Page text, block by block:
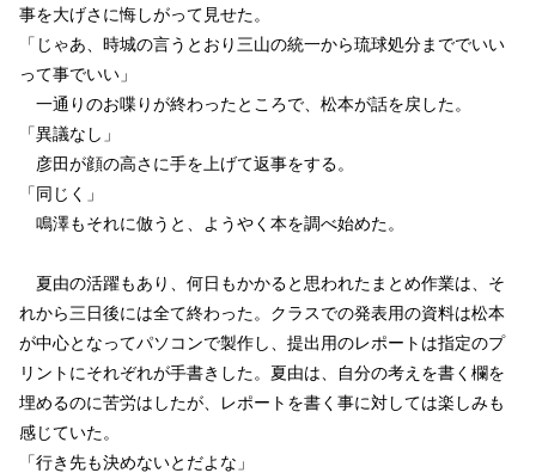
事を大げさに悔しがって見せた。
「じゃあ、時城の言うとおり三山の統一から琉球処分まででいい
って事でいい」
一通りのお喋りが終わったところで、松本が話を戻した。
「異議なし」
彦田が顔の高さに手を上げて返事をする。
「同じく」
鳴澤もそれに倣うと、ようやく本を調べ始めた。
夏由の活躍もあり、何日もかかると思われたまとめ作業は、そ
れから三日後には全て終わった。クラスでの発表用の資料は松本
が中心となってパソコンで製作し、提出用のレポートは指定のプ
リントにそれぞれが手書きした。夏由は、自分の考えを書く欄を
埋めるのに苦労はしたが、レポートを書く事に対しては楽しみも
感じていた。
「行き先も決めないとだよな」